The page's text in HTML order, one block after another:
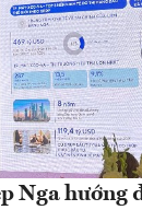
Nga hướng